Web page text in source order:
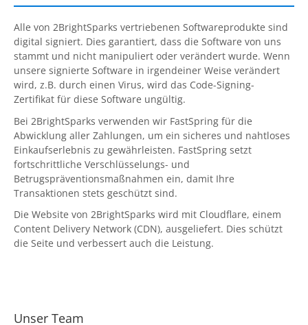
Alle von 2BrightSparks vertriebenen Softwareprodukte sind
digital signiert. Dies garantiert, dass die Software von uns
stammt und nicht manipuliert oder verändert wurde. Wenn
unsere signierte Software in irgendeiner Weise verändert
wird, z.B. durch einen Virus, wird das Code-Signing-
Zertifikat für diese Software ungültig.
Bei 2BrightSparks verwenden wir FastSpring für die
Abwicklung aller Zahlungen, um ein sicheres und nahtloses
Einkaufserlebnis zu gewährleisten. FastSpring setzt
fortschrittliche Verschlüsselungs- und
Betrugspräventionsmaßnahmen ein, damit Ihre
Transaktionen stets geschützt sind.
Die Website von 2BrightSparks wird mit Cloudflare, einem
Content Delivery Network (CDN), ausgeliefert. Dies schützt
die Seite und verbessert auch die Leistung.
Unser Team